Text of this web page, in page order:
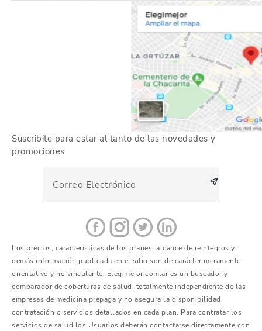
Suscribite para estar al tanto de las novedades y
promociones
Los precios, características de los planes, alcance de reintegros y
demás información publicada en el sitio son de carácter meramente
orientativo y no vinculante. Elegimejor.com.ar es un buscador y
comparador de coberturas de salud, totalmente independiente de las
empresas de medicina prepaga y no asegura la disponibilidad,
contratación o servicios detallados en cada plan. Para contratar los
servicios de salud los Usuarios deberán contactarse directamente con